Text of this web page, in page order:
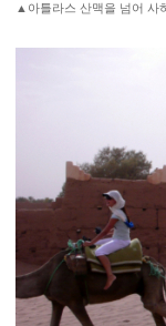
▲아틀라스 산맥을 넘어 사